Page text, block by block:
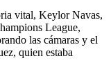
vital, Keylor Navas,
League,
las cámaras y el
quien estaba